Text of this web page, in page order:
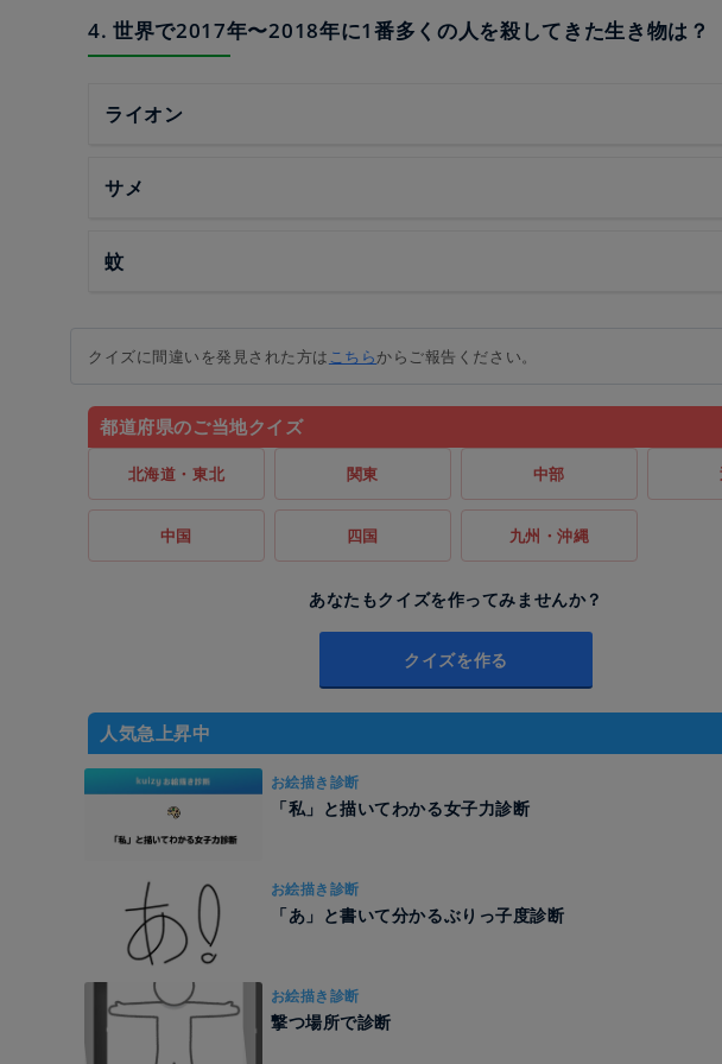
4. 世界で2017年〜2018年に1番多くの人を殺してきた生き物は？
ライオン
サメ
蚊
クイズに間違いを発見された方はこちらからご報告ください。
都道府県のご当地クイズ
北海道・東北 関東 中部
中国 四国 九州・沖縄
あなたもクイズを作ってみませんか？
クイズを作る
人気急上昇中
お絵描き診断
「私」と描いてわかる女子力診断
お絵描き診断
「あ」と書いて分かるぶりっ子度診断
お絵描き診断
撃つ場所で診断